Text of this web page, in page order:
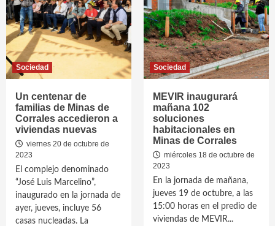
Sociedad
Un centenar de
familias de Minas de
Corrales accedieron a
viviendas nuevas
viernes 20 de octubre de
2023
El complejo denominado
“José Luis Marcelino”,
inaugurado en la jornada de
ayer, jueves, incluye 56
casas nucleadas. La
Sociedad
MEVIR inaugurará
mañana 102
soluciones
habitacionales en
Minas de Corrales
miércoles 18 de octubre de
2023
En la jornada de mañana,
jueves 19 de octubre, a las
15:00 horas en el predio de
viviendas de MEVIR...